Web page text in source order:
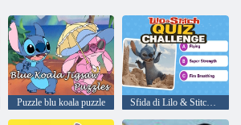
Puzzle blu koala puzzle Sfida di Lilo & Stitch Quiz